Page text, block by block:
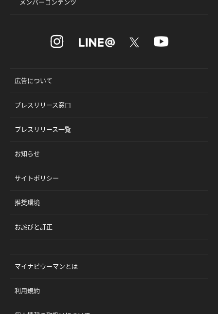
メンバーコンテンツ
広告について
プレスリリース窓口
プレスリリース一覧
お知らせ
サイトポリシー
推奨環境
お詫びと訂正
マイナビウーマンとは
利用規約